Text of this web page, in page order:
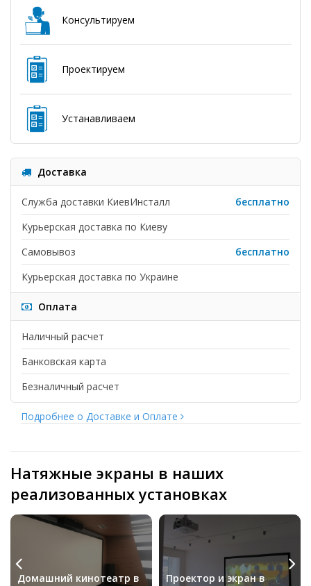
Консультируем
Проектируем
Устанавливаем
Доставка
Служба доставки КиевИнсталл
бесплатно
Курьерская доставка по Киеву
Самовывоз
бесплатно
Курьерская доставка по Украине
Оплата
Наличный расчет
Банковская карта
Безналичный расчет
Подробнее о Доставке и Оплате
Натяжные экраны в наших
реализованных установках
Домашний кинотеатр в
Проектор и экран в